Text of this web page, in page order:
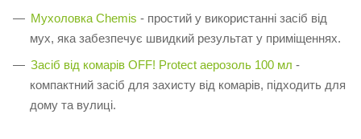
Мухоловка Chemis - простий у використанні засіб від
мух, яка забезпечує швидкий результат у приміщеннях.
Засіб від комарів OFF! Protect аерозоль 100 мл -
компактний засіб для захисту від комарів, підходить для
дому та вулиці.